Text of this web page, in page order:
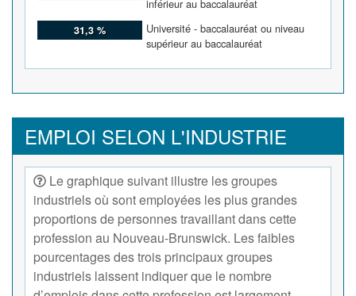
inférieur au baccalauréat
31,3 %
Université - baccalauréat ou niveau
supérieur au baccalauréat
EMPLOI SELON L'INDUSTRIE
Le graphique suivant illustre les groupes
industriels où sont employées les plus grandes
proportions de personnes travaillant dans cette
profession au Nouveau-Brunswick. Les faibles
pourcentages des trois principaux groupes
industriels laissent indiquer que le nombre